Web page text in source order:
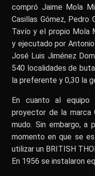
compró Jaime Mola
Casillas Gómez,
Tavío y el propio Mola
y ejecutado por
José Luis Jiménez
540 localidades de
la preferente y 0,30 la
En cuanto al equipo
proyector de la marca
mudo. Sin embargo,
momento en que se
utilizar un BRITISH
En 1956 se instalaron